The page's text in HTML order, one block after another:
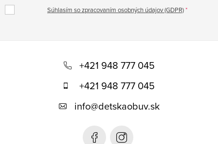
Súhlasím so zpracovaním osobných údajov (GDPR)
+421 948 777 045
+421 948 777 045
info@detskaobuv.sk